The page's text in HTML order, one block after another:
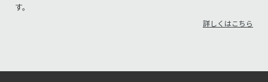
す。
詳しくはこちら